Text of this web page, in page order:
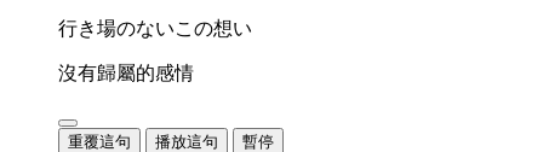
行き場のないこの想い
沒有歸屬的感情
重覆這句 播放這句 暫停